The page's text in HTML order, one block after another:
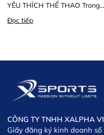
YÊU THÍCH THỂ THAO Trong...
Đọc tiếp
CÔNG TY TNHH XALPHA
Giấy đăng ký kinh doanh